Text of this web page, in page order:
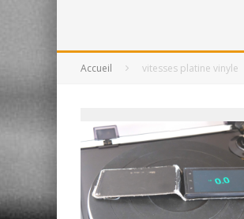
Accueil vitesses platine vinyle